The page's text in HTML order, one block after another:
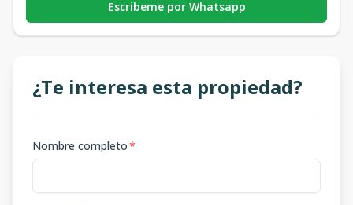
Escribeme por Whatsapp
¿Te interesa esta propiedad?
Nombre completo*